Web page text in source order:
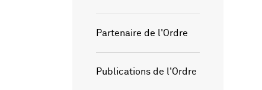
Partenaire de l'Ordre
Publications de l'Ordre